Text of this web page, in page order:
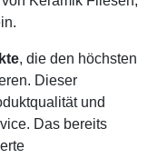
, die den höchsten
Dieser
und
Das bereits